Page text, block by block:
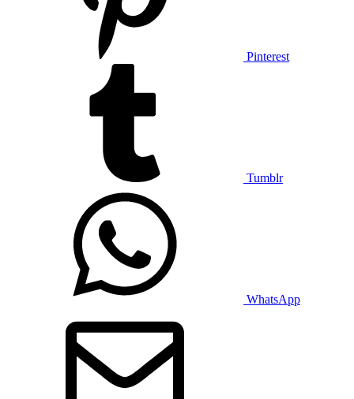
Pinterest
Tumblr
WhatsApp